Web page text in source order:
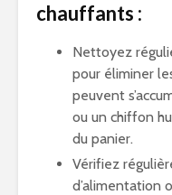
chauffants :
Nettoyez
pour éliminer
peuvent
ou un chiffon
du panier.
Vérifiez
d’alimentation